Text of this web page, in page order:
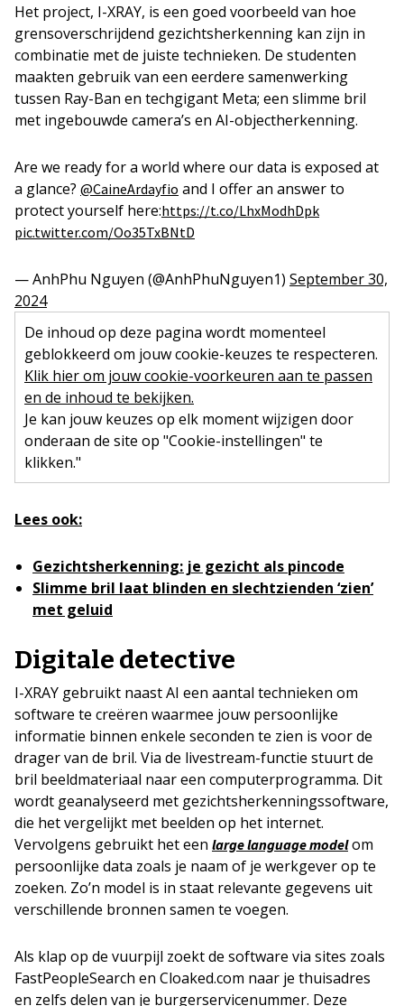
Het project, I-XRAY, is een goed voorbeeld van hoe
grensoverschrijdend gezichtsherkenning kan zijn in
combinatie met de juiste technieken. De studenten
maakten gebruik van een eerdere samenwerking
tussen Ray-Ban en techgigant Meta; een slimme bril
met ingebouwde camera’s en AI-objectherkenning.
Are we ready for a world where our data is exposed at
a glance? @CaineArdayfio and I offer an answer to
protect yourself here:https://t.co/LhxModhDpk
pic.twitter.com/Oo35TxBNtD
— AnhPhu Nguyen (@AnhPhuNguyen1) September 30,
2024
De inhoud op deze pagina wordt momenteel
geblokkeerd om jouw cookie-keuzes te respecteren.
Klik hier om jouw cookie-voorkeuren aan te passen
en de inhoud te bekijken.
Je kan jouw keuzes op elk moment wijzigen door
onderaan de site op "Cookie-instellingen" te
klikken."
Lees ook:
Gezichtsherkenning: je gezicht als pincode
Slimme bril laat blinden en slechtzienden ‘zien’
met geluid
Digitale detective
I-XRAY gebruikt naast AI een aantal technieken om
software te creëren waarmee jouw persoonlijke
informatie binnen enkele seconden te zien is voor de
drager van de bril. Via de livestream-functie stuurt de
bril beeldmateriaal naar een computerprogramma. Dit
wordt geanalyseerd met gezichtsherkenningssoftware,
die het vergelijkt met beelden op het internet.
Vervolgens gebruikt het een large languagemodel om
persoonlijke data zoals je naam of je werkgever op te
zoeken. Zo’n model is in staat relevante gegevens uit
verschillende bronnen samen te voegen.
Als klap op de vuurpijl zoekt de software via sites zoals
FastPeopleSearch en Cloaked.com naar je thuisadres
en zelfs delen van je burgerservicenummer. Deze